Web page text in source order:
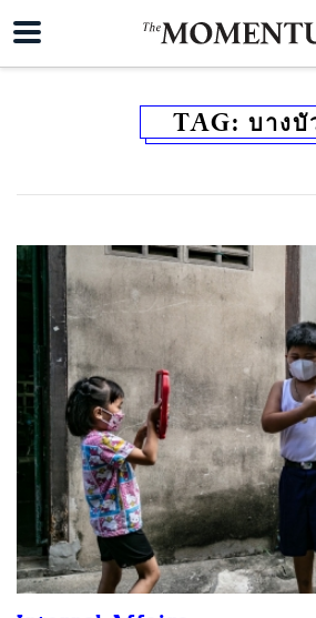
TAG: บางบั
ค้นหา
SHARE TWEET LINE